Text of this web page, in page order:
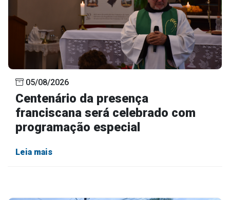
05/08/2026
Centenário da presença
franciscana será celebrado com
programação especial
Leia mais